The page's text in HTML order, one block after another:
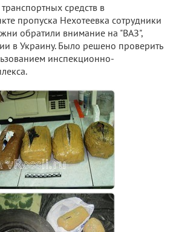
средств в
пропуска Нехотеевка сотрудники
обратили внимание на "ВАЗ",
в Украину. Было решено проверить
инспекционно-